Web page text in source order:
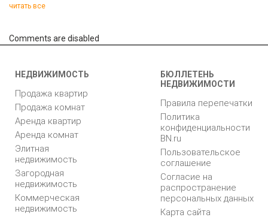
читать все
Comments are disabled
НЕДВИЖИМОСТЬ
Продажа квартир
Продажа комнат
Аренда квартир
Аренда комнат
Элитная
недвижимость
Загородная
недвижимость
Коммерческая
недвижимость
БЮЛЛЕТЕНЬ
НЕДВИЖИМОСТИ
Правила перепечатки
Политика
конфиденциальности
BN.ru
Пользовательское
соглашение
Согласие на
распространение
персональных данных
Карта сайта